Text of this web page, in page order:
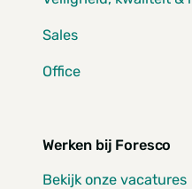
Sales
Office
Werken bij Foresco
Bekijk onze vacatures